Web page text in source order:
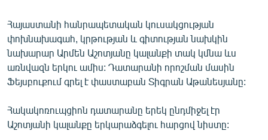
ԿՈՐՈՆԱՎԻՐՈՒՍ
ԱՐԽԻՎ
ՏԵՍԱՆՅՈՒԹԵՐ
ԲԱՆԱՎԵՃ
ՁԳՏԵԼՈՎ ԼԱՎԱԳՈՒՅՆԻՆ
ՓՈԴՔԱՍԹ
Հայաստանի հանրապետական կուսակցության
փոխնախագահ, կրթության և գիտության նախկին
նախարար Արմեն Աշոտյանը կալանքի տակ կմնա ևս
առնվազն երկու ամիս: Դատարանի որոշման մասին
Ֆեյսբուքում գրել է փաստաբան Տիգրան Աթանեսյանը:
Հակակոռուպցիոն դատարանը երեկ ընդմիջել էր
Աշոտյանի կալանքը երկարաձգելու հարցով նիստը: